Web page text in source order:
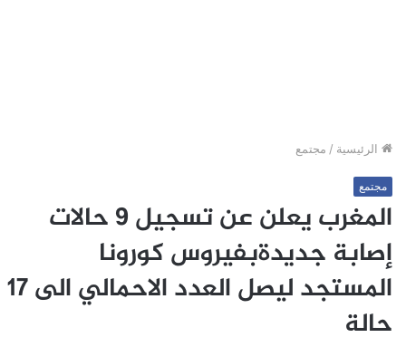
الرئيسية / مجتمع
مجتمع
المغرب يعلن عن تسجيل 9 حالات
إصابة جديدةبفيروس كورونا
المستجد ليصل العدد الاحمالي الى 17
حالة